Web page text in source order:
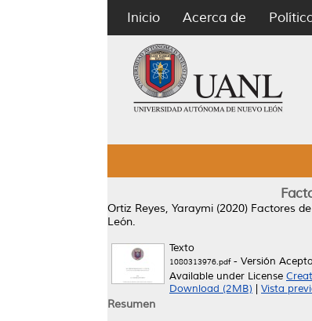
Inicio Acerca de
Ortiz Reyes, Yaraymi (2020) Factores
León.
Texto
1080313976.pdf- Versión
Available under License
Download (2MB)
Vista
Resumen